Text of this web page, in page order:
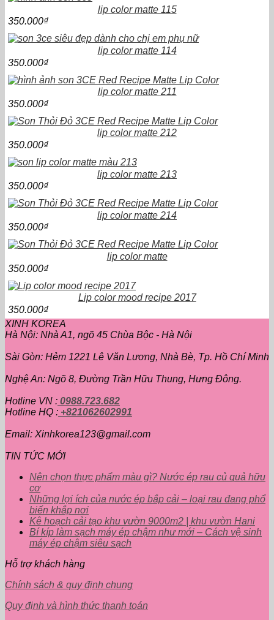
lip color matte 115
350.000₫
lip color matte 114
350.000₫
lip color matte 211
350.000₫
lip color matte 212
350.000₫
lip color matte 213
350.000₫
lip color matte 214
350.000₫
lip color matte
350.000₫
Lip color mood recipe 2017
350.000₫
XINH KOREA
Hà Nội: Nhà A1, ngõ 45 Chùa Bộc - Hà Nội
Sài Gòn: Hẻm 1221 Lê Văn Lương, Nhà Bè, Tp. Hồ Chí Minh
Nghệ An: Ngõ 8, Đường Trần Hữu Thung, Hưng Đông.
Hotline VN : 0988.723.682
Hotline HQ : +821062602991
Email: Xinhkorea123@gmail.com
TIN TỨC MỚI
Nên chọn thực phẩm màu gì? Nước ép rau củ quả hữu
cơ
Những lợi ích của nước ép bắp cải – loại rau đang phổ
biến khắp nơi
Kê hoạch cải tạo khu vườn 9000m2 | khu vườn Hani
Bí kíp làm sạch máy ép chậm như mới – Cách vệ sinh
máy ép chậm siêu sạch
Hỗ trợ khách hàng
Chính sách & quy định chung
Quy định và hình thức thanh toán